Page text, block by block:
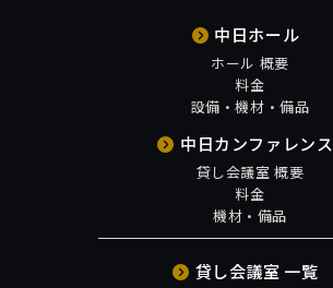
中日ホール
ホール 概要
料金
設備・機材・備品
中日カンファレンス
貸し会議室 概要
料金
機材・備品
貸し会議室 一覧